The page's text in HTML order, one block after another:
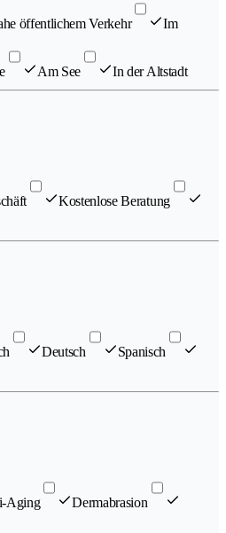
öffentlichem Verkehr Im
Am See In der Altstadt
Kostenlose Beratung
Deutsch
Spanisch
Aging
Dermabrasion